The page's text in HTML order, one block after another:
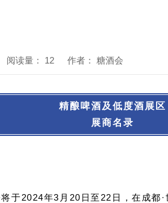
阅读量： 12 作者： 糖酒会
精酿啤酒及低度酒展区
展商名录
于2024年3月20日至22日，在成都